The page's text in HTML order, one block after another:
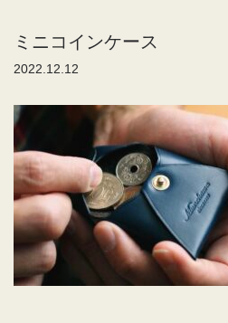
ミニコインケース
2022.12.12